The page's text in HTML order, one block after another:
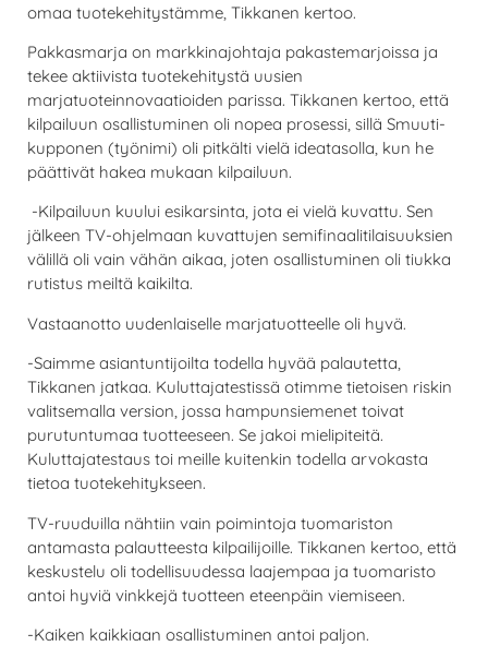
omaa tuotekehitystämme, Tikkanen kertoo.
Pakkasmarja on markkinajohtaja pakastemarjoissa ja
tekee aktiivista tuotekehitystä uusien
marjatuoteinnovaatioiden parissa. Tikkanen kertoo, että
kilpailuun osallistuminen oli nopea prosessi, sillä Smuuti-
kupponen (työnimi) oli pitkälti vielä ideatasolla, kun he
päättivät hakea mukaan kilpailuun.
-Kilpailuun kuului esikarsinta, jota ei vielä kuvattu. Sen
jälkeen TV-ohjelmaan kuvattujen semifinaalitilaisuuksien
välillä oli vain vähän aikaa, joten osallistuminen oli tiukka
rutistus meiltä kaikilta.
Vastaanotto uudenlaiselle marjatuotteelle oli hyvä.
-Saimme asiantuntijoilta todella hyvää palautetta,
Tikkanen jatkaa. Kuluttajatestissä otimme tietoisen riskin
valitsemalla version, jossa hampunsiemenet toivat
purutuntumaa tuotteeseen. Se jakoi mielipiteitä.
Kuluttajatestaus toi meille kuitenkin todella arvokasta
tietoa tuotekehitykseen.
TV-ruuduilla nähtiin vain poimintoja tuomariston
antamasta palautteesta kilpailijoille. Tikkanen kertoo, että
keskustelu oli todellisuudessa laajempaa ja tuomaristo
antoi hyviä vinkkejä tuotteen eteenpäin viemiseen.
-Kaiken kaikkiaan osallistuminen antoi paljon.